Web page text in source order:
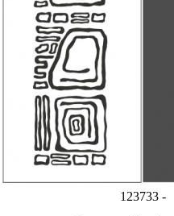
123733 -